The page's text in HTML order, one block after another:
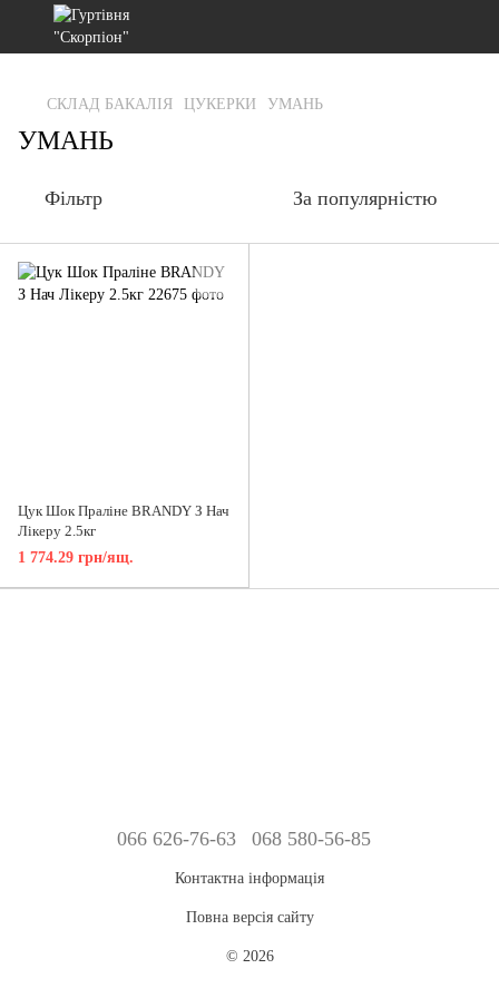
gtag('js', new Date()); gtag('config', 'G-RFXCKGNRF7');
СКЛАД БАКАЛІЯ ЦУКЕРКИ УМАНЬ
УМАНЬ
Фільтр За популярністю
Цук Шок Праліне BRANDY З Нач
Лікеру 2.5кг
1 774.29 грн/ящ.
066 626-76-63 068 580-56-85
Контактна інформація
Повна версія сайту
© 2026